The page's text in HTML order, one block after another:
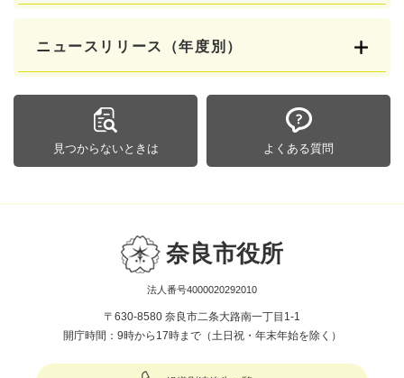
ニュースリリース（年度別）
見つからないときは よくある質問
奈良市役所
法人番号4000020292010
〒630-8580 奈良市二条大路南一丁目1-1
開庁時間：9時から17時まで（土日祝・年末年始を除く）